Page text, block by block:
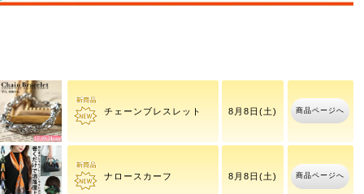
チェーンブレスレット 8月8日(土) 商品ページへ
ナロースカーフ 8月8日(土) 商品ページへ